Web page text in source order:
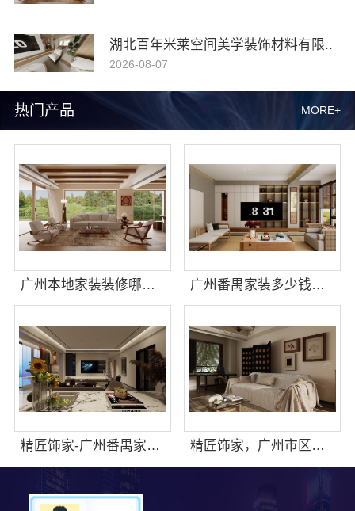
热门产品 MORE+
广州本地家装装修哪家专业毛坯房？精匠饰家全铝家居 广州番禺家装多少钱？精匠饰家新房装修报价参考
精匠饰家-广州番禺家装多少钱新房装修报价 精匠饰家，广州市区新房装修费用明细
湖北百年米莱空间美学装饰材料有限..
2026-08-07